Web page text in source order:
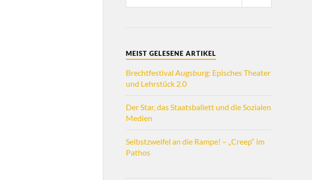
MEIST GELESENE ARTIKEL
Brechtfestival Augsburg: Episches Theater
und Lehrstück 2.0
Der Star, das Staatsballett und die Sozialen
Medien
Selbstzweifel an die Rampe! – „Creep“ im
Pathos